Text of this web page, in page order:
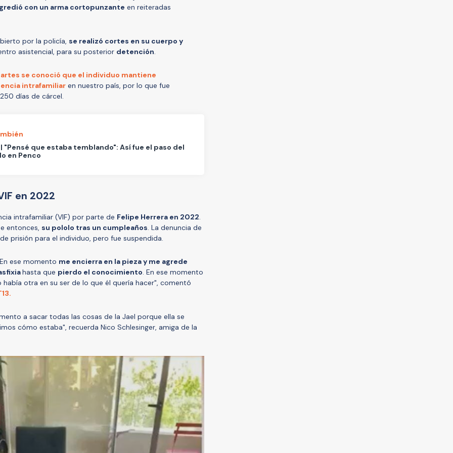
con un arma cortopunzante en reiteradas
por la policía, se realizó cortes en su cuerpo y
asistencial, para su posterior detención.
se conoció que el individuo mantiene
intrafamiliar en nuestro país, por lo que fue
días de cárcel.
| "Pensé que estaba temblando": Así fue el paso del
en Penco
en 2022
intrafamiliar (VIF) por parte de Felipe Herrera en 2022.
entonces, su pololo tras un cumpleaños. La denuncia de
prisión para el individuo, pero fue suspendida.
ese momento me encierra en la pieza y me agrede
hasta que pierdo el conocimiento. En ese momento
había otra en su ser de lo que él quería hacer", comentó
a sacar todas las cosas de la Jael porque ella se
cómo estaba", recuerda Nico Schlesinger, amiga de la